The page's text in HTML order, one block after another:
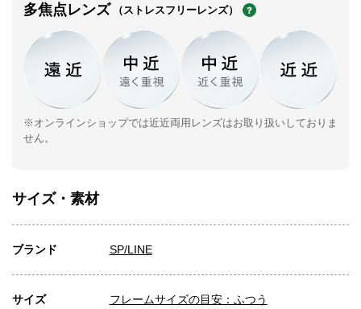
多焦点レンズ （ストレスフリーレンズ）
※オンラインショップでは近近両用レンズはお取り扱いしておりま
せん。
サイズ・素材
ブランド SP/LINE
サイズ フレームサイズの目安：ふつう